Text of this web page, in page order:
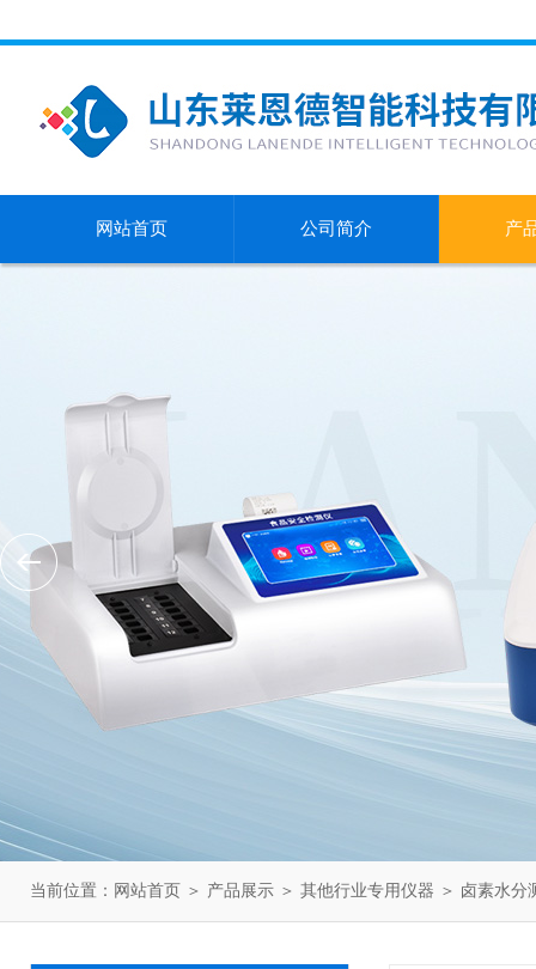
网站首页 公司简介 产
当前位置： 网站首页 ＞ 产品展示 ＞ 其他行业专用仪器 ＞ 卤素水分